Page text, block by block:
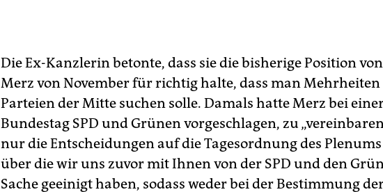
Die Ex-Kanzlerin betonte, dass sie die bisherige Position
Merz von November für richtig halte, dass man
Parteien der Mitte suchen solle. Damals hatte Merz bei
Bundestag SPD und Grünen vorgeschlagen, zu
nur die Entscheidungen auf die Tagesordnung des Plenums
über die wir uns zuvor mit Ihnen von der SPD und den
Sache geeinigt haben, sodass weder bei der Bestimmung